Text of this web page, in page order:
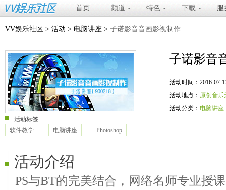
首页 频道 特色 下载 服
VV娱乐社区 > 活动 > 电脑讲座 > 子诺影音音画影视制作
子诺影音
活动时间：2016-07-
活动地点： 原创音乐
活动分类： 电脑讲座
活动标签
软件教学
电脑讲座 Photoshop
活动介绍
PS与BT的完美结合，网络名师专业授